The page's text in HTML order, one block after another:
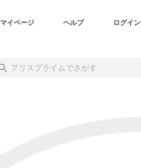
マイページ ヘルプ ログイン